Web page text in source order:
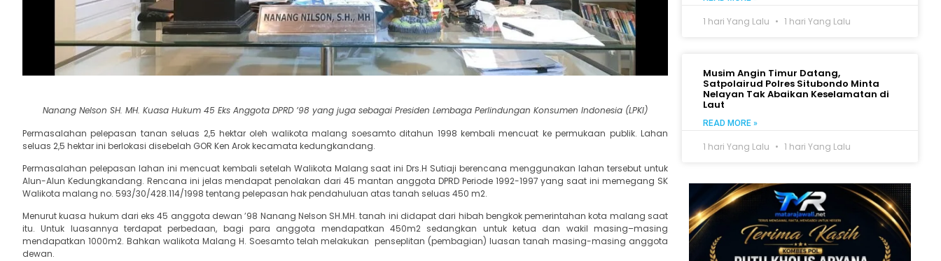
Nanang Nelson SH. MH. Kuasa Hukum 45 Eks Anggota DPRD ’98 yang juga sebagai Presiden Lembaga Perlindungan Konsumen Indonesia (LPKI)
Permasalahan pelepasan tanan seluas 2,5 hektar oleh walikota malang soesamto ditahun 1998 kembali mencuat ke permukaan publik. Lahan
seluas 2,5 hektar ini berlokasi disebelah GOR Ken Arok kecamata kedungkandang.
Permasalahan pelepasan lahan ini mencuat kembali setelah Walikota Malang saat ini Drs.H Sutiaji berencana menggunakan lahan tersebut untuk
Alun-Alun Kedungkandang. Rencana ini jelas mendapat penolakan dari 45 mantan anggota DPRD Periode 1992-1997 yang saat ini memegang SK
Walikota malang no. 593/30/428.114/1998 tentang pelepasan hak pendahuluan atas tanah seluas 450 m2.
Menurut kuasa hukum dari eks 45 anggota dewan ’98 Nanang Nelson SH.MH. tanah ini didapat dari hibah bengkok pemerintahan kota malang saat
itu. Untuk luasannya terdapat perbedaan, bagi para anggota mendapatkan 450m2 sedangkan untuk ketua dan wakil masing–masing
mendapatkan 1000m2. Bahkan walikota Malang H. Soesamto telah melakukan penseplitan (pembagian) luasan tanah masing-masing anggota
dewan.
1 hari Yang Lalu 1 hari Yang Lalu
Musim Angin Timur Datang,
Satpolairud Polres Situbondo Minta
Nelayan Tak Abaikan Keselamatan di
Laut
READ MORE »
1 hari Yang Lalu 1 hari Yang Lalu